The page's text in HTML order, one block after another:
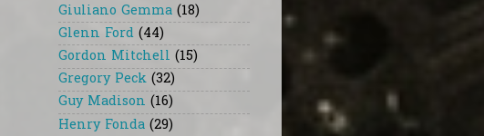
Giuliano Gemma (18)
Glenn Ford (44)
Gordon Mitchell (15)
Gregory Peck (32)
Guy Madison (16)
Henry Fonda (29)